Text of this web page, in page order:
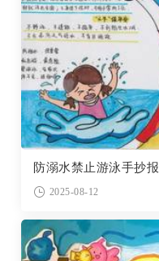
防溺水禁止游泳手抄报
2025-08-12